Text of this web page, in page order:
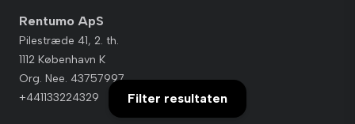
Filter resultaten
Rentumo ApS
Pilestræde 41, 2. th.
1112 København K
Org. Nee. 43757997
+441133224329